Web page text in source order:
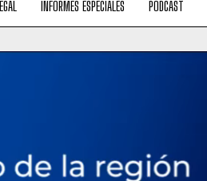
INFORMES ESPECIALES PODCAST